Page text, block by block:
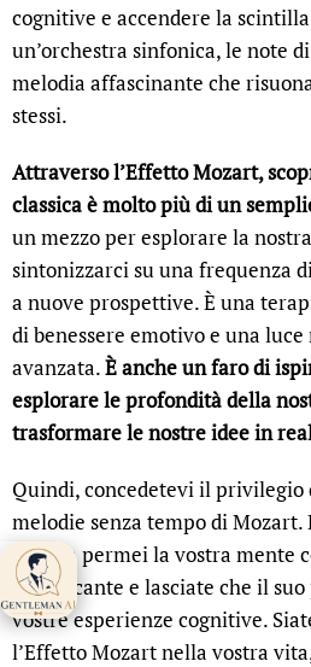
cognitive e accendere la
un’orchestra sinfonica, le note
melodia affascinante che
stessi.
Attraverso l’Effetto Mozart,
classica è molto più di un
un mezzo per esplorare la
sintonizzarci su una frequenza
a nuove prospettive. È una
di benessere emotivo e una luce
avanzata.È anche un faro di
esplorare le profondità della
trasformare le nostre idee in
Quindi, concedetevi il
melodie senza tempo di Mozart.
musica permei la vostra mente
rinfrescante e lasciate che il
vostre esperienze cognitive.
l’Effetto Mozart nella vostra
aspetta 👋